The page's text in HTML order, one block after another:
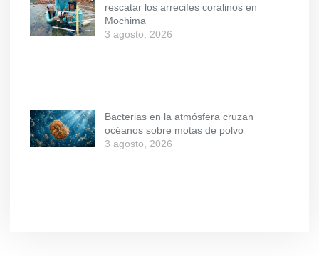
rescatar los arrecifes coralinos en
Mochima
3 agosto, 2026
Bacterias en la atmósfera cruzan
océanos sobre motas de polvo
3 agosto, 2026